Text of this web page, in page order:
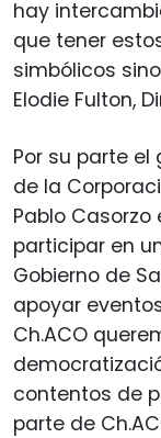
hay
que tener
simbólicos
Elodie Fulton,
Por su parte
de la
Pablo
participar en
Gobierno de
apoyar
Ch.ACO
contentos de
parte de